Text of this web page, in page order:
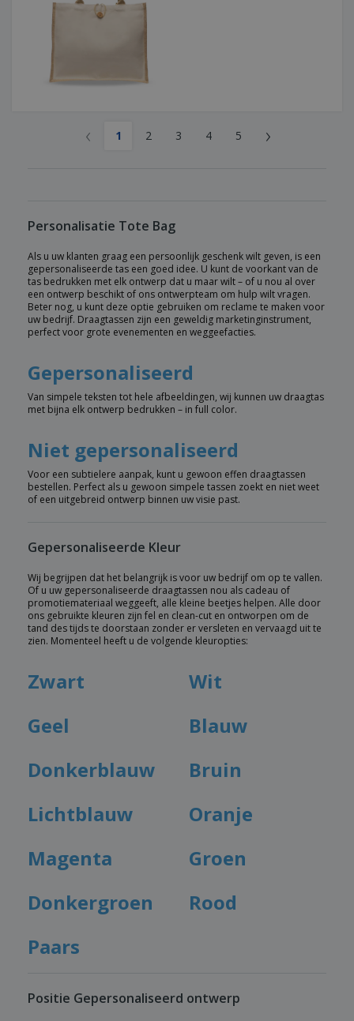
‹ 1 2 3 4 5 ›
Personalisatie Tote Bag
Als u uw klanten graag een persoonlijk geschenk wilt geven, is een
gepersonaliseerde tas een goed idee. U kunt de voorkant van de
tas bedrukken met elk ontwerp dat u maar wilt – of u nou al over
een ontwerp beschikt of ons ontwerpteam om hulp wilt vragen.
Beter nog, u kunt deze optie gebruiken om reclame te maken voor
uw bedrijf. Draagtassen zijn een geweldig marketinginstrument,
perfect voor grote evenementen en weggeefacties.
Gepersonaliseerd
Van simpele teksten tot hele afbeeldingen, wij kunnen uw draagtas
met bijna elk ontwerp bedrukken – in full color.
Niet gepersonaliseerd
Voor een subtielere aanpak, kunt u gewoon effen draagtassen
bestellen. Perfect als u gewoon simpele tassen zoekt en niet weet
of een uitgebreid ontwerp binnen uw visie past.
Gepersonaliseerde Kleur
Wij begrijpen dat het belangrijk is voor uw bedrijf om op te vallen.
Of u uw gepersonaliseerde draagtassen nou als cadeau of
promotiemateriaal weggeeft, alle kleine beetjes helpen. Alle door
ons gebruikte kleuren zijn fel en clean-cut en ontworpen om de
tand des tijds te doorstaan zonder er versleten en vervaagd uit te
zien. Momenteel heeft u de volgende kleuropties:
Zwart
Wit
Geel
Blauw
Donkerblauw
Bruin
Lichtblauw
Oranje
Magenta
Groen
Donkergroen
Rood
Paars
Positie Gepersonaliseerd ontwerp